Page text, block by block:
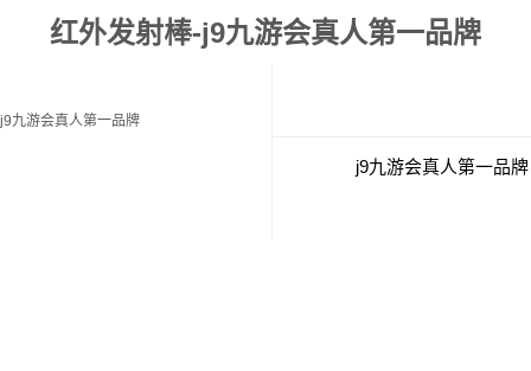
红外发射棒-j9九游会真人第一品牌
j9九游会真人第一品牌
j9九游会真人第一品牌